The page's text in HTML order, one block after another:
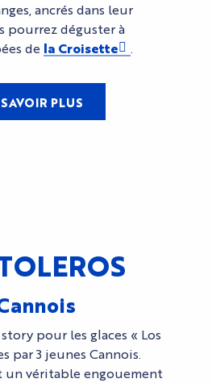
ancrés dans leur
pourrez déguster à
de la Croisette .
PLUS
pour les glaces « Los
par 3 jeunes Cannois.
un véritable engouement